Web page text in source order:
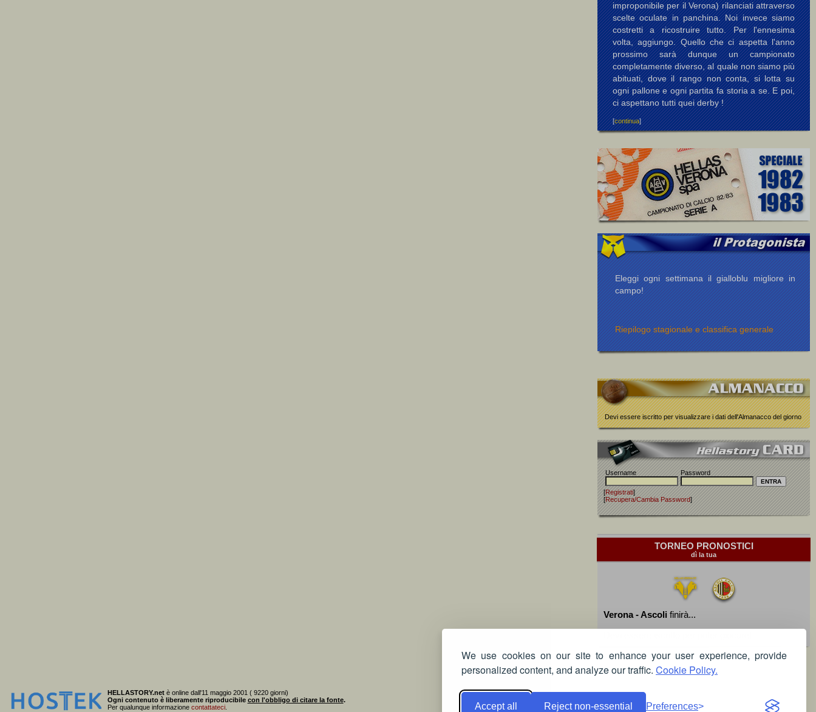
We use cookies on our site to enhance your user experience, provide
personalized content, and analyze our traffic. Cookie Policy.
Accept all Reject non-essential Preferences
improponibile per il Verona) rilanciati attraverso
scelte oculate in panchina. Noi invece siamo
costretti a ricostruire tutto. Per l'ennesima
volta, aggiungo. Quello che ci aspetta l'anno
prossimo sarà dunque un campionato
completamente diverso, al quale non siamo più
abituati, dove il rango non conta, si lotta su
ogni pallone e ogni partita fa storia a se. E poi,
ci aspettano tutti quei derby !
[continua]
Eleggi ogni settimana il gialloblu migliore in
campo!
Riepilogo stagionale e classifica generale
Devi essere iscritto per visualizzare i dati dell'Almanacco del giorno
Username Password
[Registrati]
[Recupera/Cambia Password]
TORNEO PRONOSTICI
dì la tua
Verona - Ascoli finirà...
HELLASTORY.netè online dall'11 maggio 2001 ( 9220 giorni)
Ogni contenuto è liberamente riproducibile con l'obbligo di citare la fonte.
Per qualunque informazione contattateci.